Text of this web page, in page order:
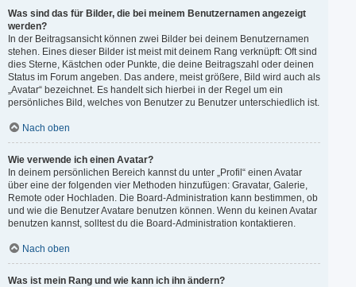
Was sind das für Bilder, die bei meinem Benutzernamen angezeigt
werden?
In der Beitragsansicht können zwei Bilder bei deinem Benutzernamen
stehen. Eines dieser Bilder ist meist mit deinem Rang verknüpft: Oft sind
dies Sterne, Kästchen oder Punkte, die deine Beitragszahl oder deinen
Status im Forum angeben. Das andere, meist größere, Bild wird auch als
„Avatar“ bezeichnet. Es handelt sich hierbei in der Regel um ein
persönliches Bild, welches von Benutzer zu Benutzer unterschiedlich ist.
Nach oben
Wie verwende ich einen Avatar?
In deinem persönlichen Bereich kannst du unter „Profil“ einen Avatar
über eine der folgenden vier Methoden hinzufügen: Gravatar, Galerie,
Remote oder Hochladen. Die Board-Administration kann bestimmen, ob
und wie die Benutzer Avatare benutzen können. Wenn du keinen Avatar
benutzen kannst, solltest du die Board-Administration kontaktieren.
Nach oben
Was ist mein Rang und wie kann ich ihn ändern?